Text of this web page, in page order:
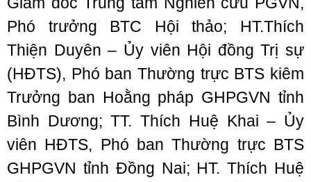
Phó trưởng BTC Hội thảo; HT.Thích
Thiện Duyên – Ủy viên Hội đồng Trị sự
(HĐTS), Phó ban Thường trực BTS kiêm
Trưởng ban Hoằng pháp GHPGVN tỉnh
Bình Dương; TT. Thích Huệ Khai – Ủy
viên HĐTS, Phó ban Thường trực BTS
GHPGVN tỉnh Đồng Nai; HT. Thích Huệ